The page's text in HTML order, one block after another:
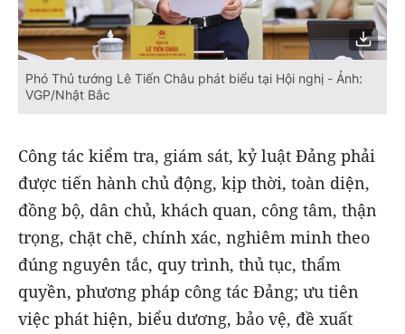
Phó Thủ tướng Lê Tiến Châu phát biểu tại Hội nghị - Ảnh:
VGP/Nhật Bắc
Công tác kiểm tra, giám sát, kỷ luật Đảng phải
được tiến hành chủ động, kịp thời, toàn diện,
đồng bộ, dân chủ, khách quan, công tâm, thận
trọng, chặt chẽ, chính xác, nghiêm minh theo
đúng nguyên tắc, quy trình, thủ tục, thẩm
quyền, phương pháp công tác Đảng; ưu tiên
việc phát hiện, biểu dương, bảo vệ, đề xuất